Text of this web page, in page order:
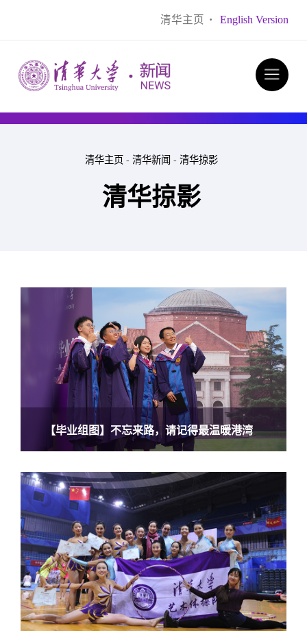
清华主页 · English Version
清华主页 - 清华新闻 - 清华掠影
清华掠影
【毕业组图】不忘来路，请记得最温暖港湾